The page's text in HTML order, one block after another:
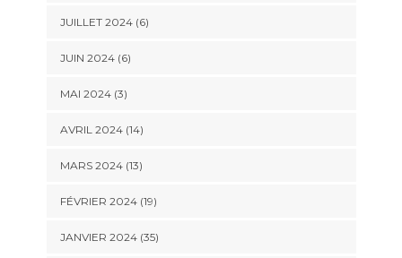
JUILLET 2024 (6)
JUIN 2024 (6)
MAI 2024 (3)
AVRIL 2024 (14)
MARS 2024 (13)
FÉVRIER 2024 (19)
JANVIER 2024 (35)